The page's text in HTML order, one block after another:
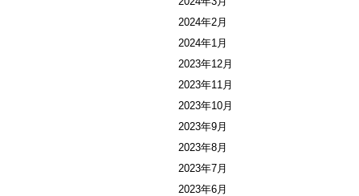
2024年2月
2024年1月
2023年12月
2023年11月
2023年10月
2023年9月
2023年8月
2023年7月
2023年6月